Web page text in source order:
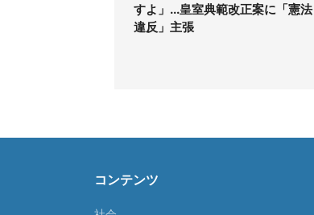
すよ」...皇室典範改正案に「憲法
違反」主張
コンテンツ